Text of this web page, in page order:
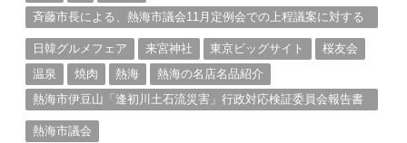
斉藤市長による、熱海市議会11月定例会での上程議案に対する
日韓グルメフェア
来宮神社 東京ビッグサイト
桜友会
温泉
焼肉 熱海
熱海の名店名品紹介
熱海市伊豆山「逢初川土石流災害」行政対応検証委員会報告書
熱海市議会